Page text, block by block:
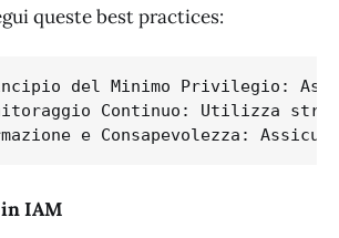
queste best practices:
IAM